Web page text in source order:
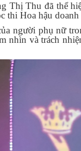
Thị Thu đã thể
thi Hoa hậu
người phụ nữ
nhìn và trách